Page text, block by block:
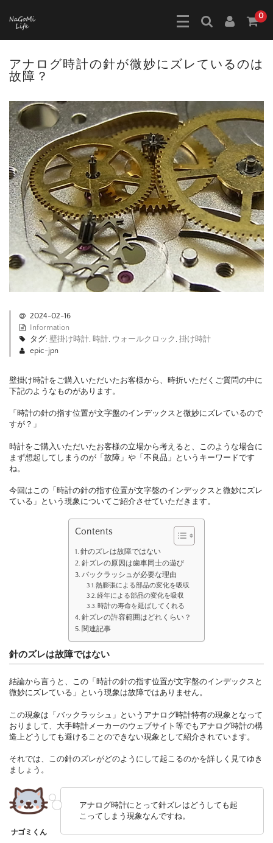
0
アナログ時計の針が微妙にズレているのは
故障？
2024-02-16
Information
タグ: 壁掛け時計, 時計, ウォールクロック 掛け時計
epic-jpn
壁掛け時計をご購入いただいたお客様から、時折いただくご質問の中に
下記のようなものがあります。
「時計の針の指す位置が文字盤のインデックスと微妙にズレているので
すが？」
時計をご購入いただいたお客様の立場から考えると、このような場合に
まず想起してしまうのが「故障」や「不良品」というキーワードです
ね。
今回はこの「時計の針の指す位置が文字盤のインデックスと微妙にズレ
ている」という現象についてご紹介させていただきます。
Contents
針のズレは故障ではない
針ズレの原因は歯車同士の遊び
バックラッシュが必要な理由
熱膨張による部品の変化を吸収
経年による部品の変化を吸収
時計の寿命を延ばしてくれる
針ズレの許容範囲はどれくらい？
関連記事
針のズレは故障ではない
結論から言うと、この「時計の針の指す位置が文字盤のインデックスと
微妙にズレている」という現象は故障ではありません。
この現象は「バックラッシュ」というアナログ時計特有の現象となって
おりまして、大手時計メーカーのウェブサイト等でもアナログ時計の構
造上どうしても避けることのできない現象として紹介されています。
それでは、この針のズレがどのようにして起こるのかを詳しく見てゆき
ましょう。
アナログ時計にとって針ズレはどうしても起
こってしまう現象なんですね。